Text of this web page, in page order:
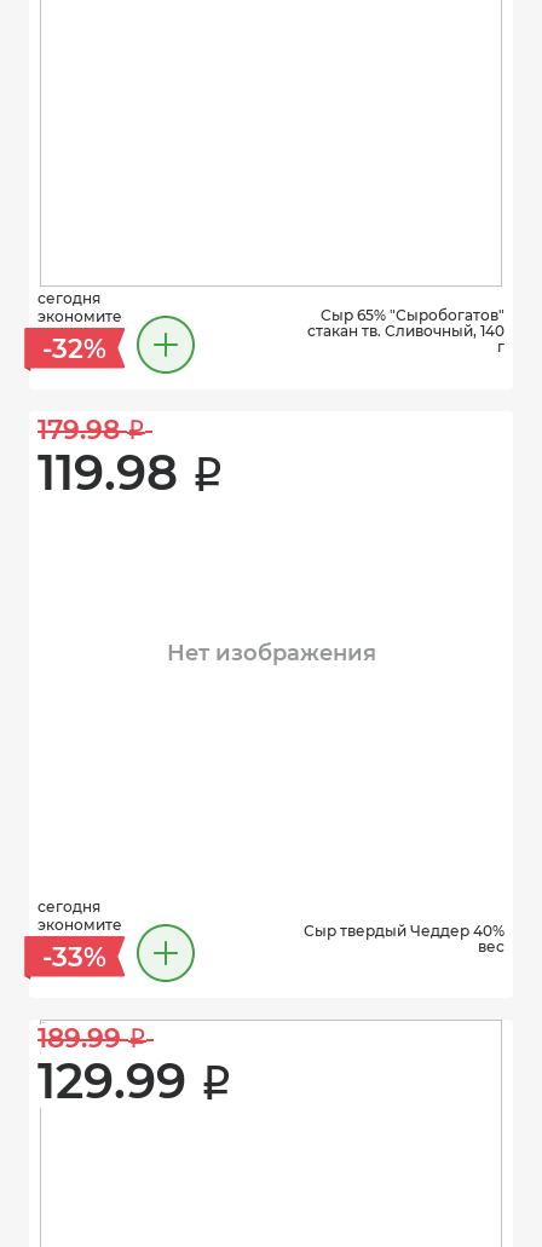
сегодня
экономите
-32%
Сыр 65% "Сыробогатов"
стакан тв. Сливочный, 140
г
179.98 i
119.98 i
Нет изображения
сегодня
экономите
-33%
Сыр твердый Чеддер 40%
вес
189.99 i
129.99 i